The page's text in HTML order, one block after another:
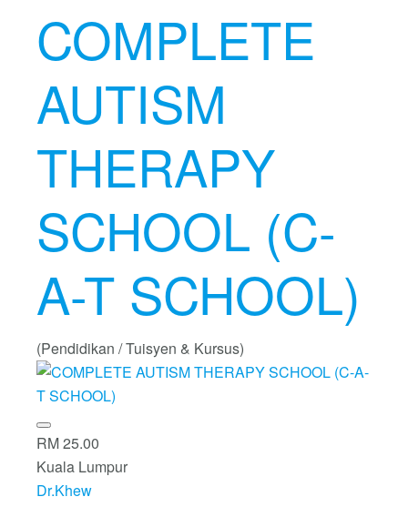
COMPLETE
AUTISM
THERAPY
SCHOOL (C-
A-T SCHOOL)
(Pendidikan / Tuisyen & Kursus)
RM 25.00
Kuala Lumpur
Dr.Khew